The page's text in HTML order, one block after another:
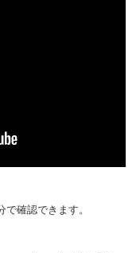
確認できます。